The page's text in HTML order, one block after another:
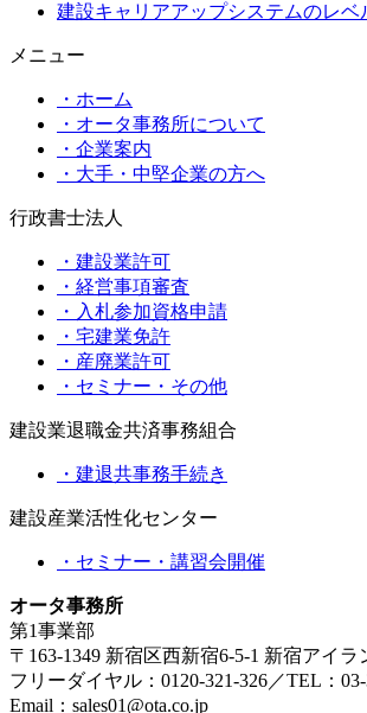
建設キャリアアップシステムのレ
メニュー
・ホーム
・オータ事務所について
・企業案内
・大手・中堅企業の方へ
行政書士法人
・建設業許可
・経営事項審査
・入札参加資格申請
・宅建業免許
・産廃業許可
・セミナー・その他
建設業退職金共済事務組合
・建退共事務手続き
建設産業活性化センター
・セミナー・講習会開催
オータ事務所
第1事業部
〒163-1349 新宿区西新宿6-5-1 新宿アイ
フリーダイヤル：0120-321-326／TEL：03-
Email：sales01@ota.co.jp